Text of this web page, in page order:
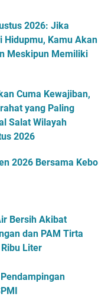
2026: Jika
Hidupmu, Kamu Akan
Meskipun Memiliki
Cuma Kewajiban,
yang Paling
Salat Wilayah
2026
2026 Bersama Kebo
Bersih Akibat
dan PAM Tirta
Liter